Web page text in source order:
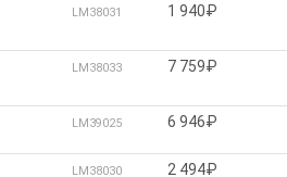
LM38031 1 940₽
LM38033 7 759₽
LM39025 6 946₽
LM38030 2 494₽